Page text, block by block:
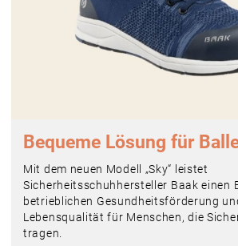
Bequeme Lösung für
Mit dem neuen Modell „Sky“ leistet
Sicherheitsschuhhersteller Baak einen
betrieblichen Gesundheitsförderung
Lebensqualität für Menschen, die
tragen.